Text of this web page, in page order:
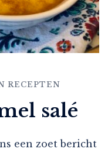
RECEPTEN
salé
een zoet bericht